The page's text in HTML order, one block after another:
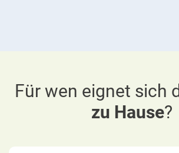
Für wen eignet sich
zu Hause?